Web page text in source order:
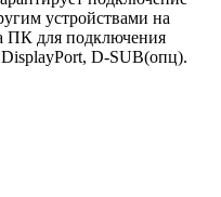
устройствами на
ПК для подключения
D-SUB(опц).